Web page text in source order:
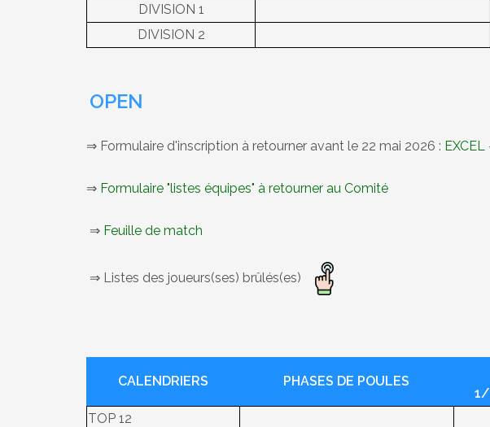
DIVISION 1
DIVISION 2
OPEN
⇒ Formulaire d'inscription à retourner avant le 22 mai 2026 : EXCEL
⇒ Formulaire "listes équipes" à retourner au Comité
⇒ Feuille de match
⇒ Listes des joueurs(ses) brûlés(es)
CALENDRIERS PHASES DE POULES
TOP 12